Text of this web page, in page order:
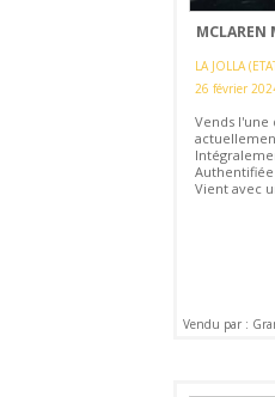
MCLAREN
LA JOLLA
26 février
Vends l'une
Authentifiée
Vient avec
Vendu par :